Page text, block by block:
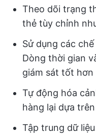
Theo dõi trạng
thẻ tùy chỉnh
Sử dụng các
Dòng thời gian
giám sát tốt hơn
Tự động hóa
hàng lại dựa
Tập trung dữ